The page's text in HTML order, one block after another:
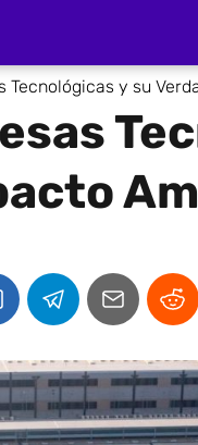
Tecnológicas y su